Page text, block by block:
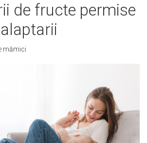
de fructe permise
mămici